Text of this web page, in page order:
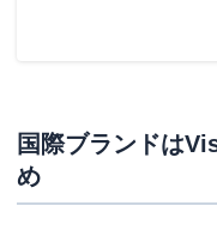
国際ブランドは
め